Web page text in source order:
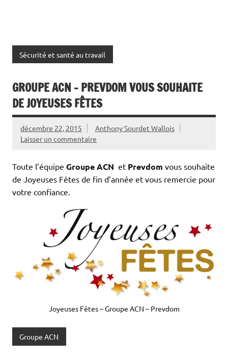
Sécurité et santé au travail
GROUPE ACN – PREVDOM VOUS SOUHAITE
DE JOYEUSES FÊTES
décembre 22, 2015
Anthony Sourdet Wallois
Laisser un commentaire
Toute l’équipe Groupe ACN et Prevdom vous souhaite
de Joyeuses Fêtes de fin d’année et vous remercie pour
votre confiance.
Joyeuses Fêtes – Groupe ACN – Prevdom
Groupe ACN